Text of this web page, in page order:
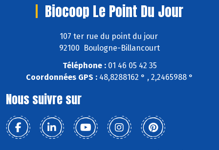
Biocoop Le Point Du Jour
107 ter rue du point du jour
92100 Boulogne-Billancourt
Téléphone :01 46 05 42 35
Coordonnées GPS : 48,8288162 ° , 2,2465988 °
Nous suivre sur